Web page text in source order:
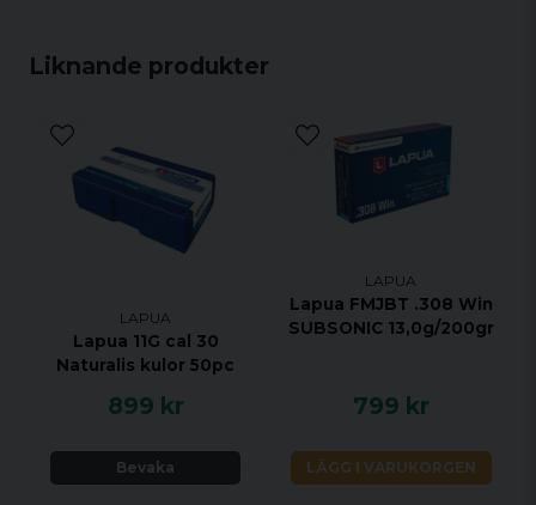
Liknande produkter
LAPUA
Lapua 11G cal 30
Naturalis kulor 50pc
899 kr
Bevaka
LAPUA
Lapua FMJBT .308 Win
SUBSONIC 13,0g/200gr
799 kr
LÄGG I VARUKORGEN